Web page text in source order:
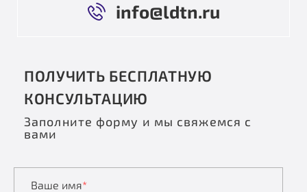
info@ldtn.ru
ПОЛУЧИТЬ БЕСПЛАТНУЮ
КОНСУЛЬТАЦИЮ
Заполните форму и мы свяжемся с
вами
Ваше имя*